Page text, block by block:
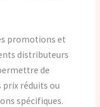
promotions et
distributeurs
de
prix réduits ou
spécifiques.